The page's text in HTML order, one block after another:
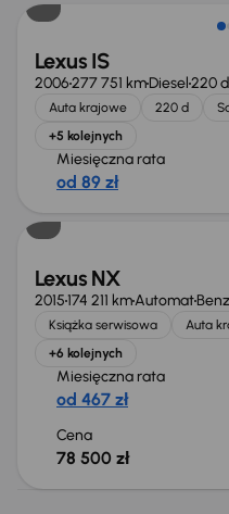
Lexus IS
2006277 751 kmDiesel220 d
Auta krajowe 220 d
+5 kolejnych
Miesięczna rata
od 89 zł
Lexus NX
2015174 211 kmAutomat
Książka serwisowa Auta
+6 kolejnych
Miesięczna rata
od 467 zł
Cena
78 500 zł